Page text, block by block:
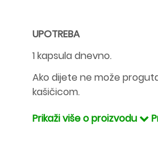
UPOTREBA
1 kapsula dnevno.
Ako dijete ne može
kašičicom.
Prikaži više o proizvodu